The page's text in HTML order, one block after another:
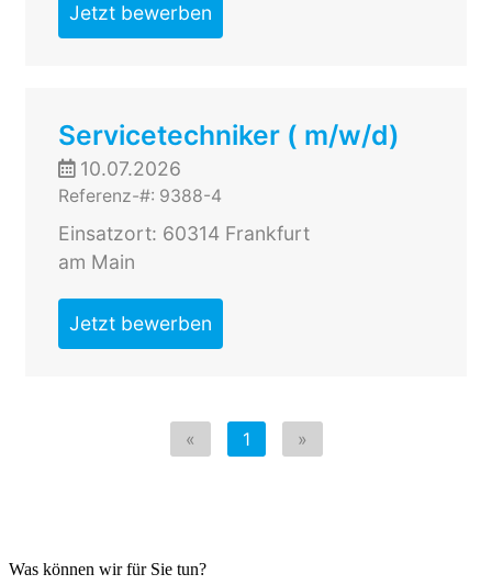
Was können wir für Sie tun?